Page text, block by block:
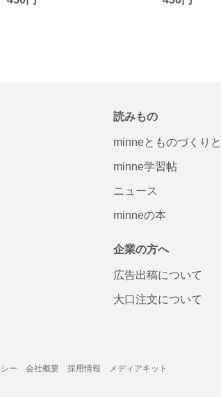
読みもの
minneとものづくりと
minne学習帖
ニュース
minneの本
企業の方へ
広告出稿について
大口注文について
ー 会社概要 採用情報 メディアキット